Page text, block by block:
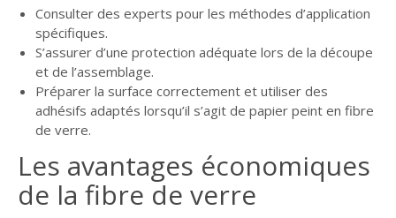
Consulter des experts pour les méthodes d’application
spécifiques.
S’assurer d’une protection adéquate lors de la découpe
et de l’assemblage.
Préparer la surface correctement et utiliser des
adhésifs adaptés lorsqu’il s’agit de papier peint en fibre
de verre.
Les avantages économiques
de la fibre de verre